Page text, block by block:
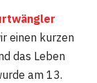
einen kurzen
das Leben
am 13.